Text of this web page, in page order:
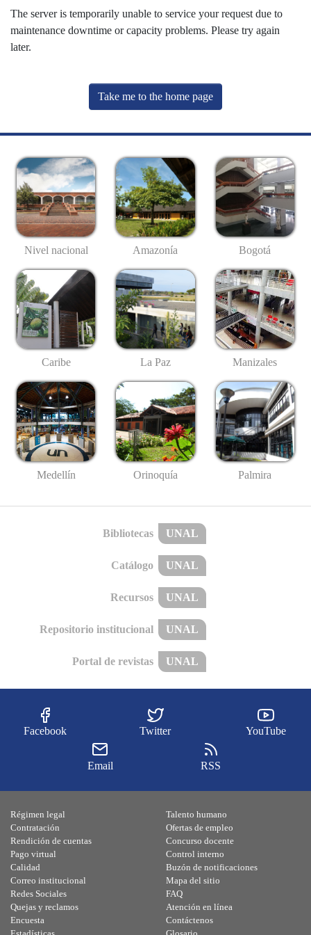
The server is temporarily unable to service your request due to
maintenance downtime or capacity problems. Please try again
later.
Take me to the home page
Nivel nacional Amazonía Bogotá
Caribe La Paz Manizales
Medellín Orinoquía Palmira
Bibliotecas UNAL
Catálogo UNAL
Recursos UNAL
Repositorio institucional UNAL
Portal de revistas UNAL
Facebook Twitter YouTube
Email RSS
Régimen legal
Contratación
Rendición de cuentas
Pago virtual
Calidad
Talento humano
Ofertas de empleo
Concurso docente
Control interno
Buzón de notificaciones
Correo institucional
Redes Sociales
Quejas y reclamos
Encuesta
Mapa del sitio
FAQ
Atención en línea
Contáctenos